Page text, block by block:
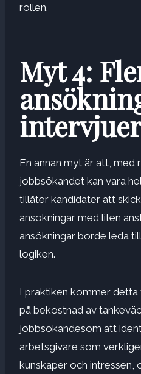
rollen.
Myt 4:
intervjuer
En annan myt är att, med
jobbsökandet kan vara
tillåter kandidater att
ansökningar med liten
ansökningar borde leda
logiken.
I praktiken kommer
på bekostnad av
jobbsökandesom att
arbetsgivare som
kunskaper och intressen,